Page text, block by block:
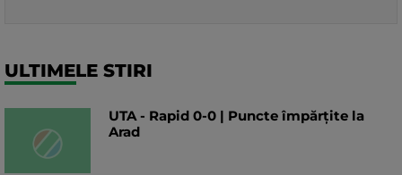
ULTIMELE STIRI
UTA - Rapid 0-0 | Puncte împărțite la
Arad